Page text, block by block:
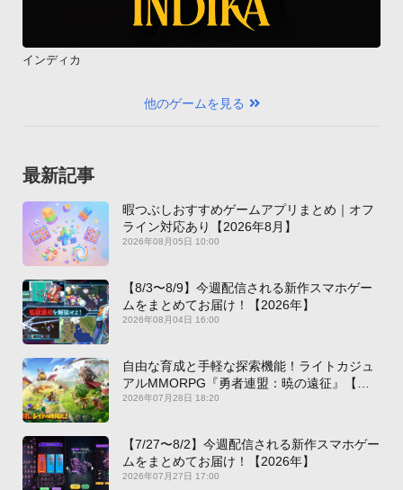
インディカ
他のゲームを見る
最新記事
暇つぶしおすすめゲームアプリまとめ｜オフ
ライン対応あり【2026年8月】
2026年08月05日 10:00
【8/3〜8/9】今週配信される新作スマホゲー
ムをまとめてお届け！【2026年】
2026年08月04日 16:00
自由な育成と手軽な探索機能！ライトカジュ
アルMMORPG『勇者連盟：暁の遠征』【最
新作PICKUP】
2026年07月28日 18:20
【7/27〜8/2】今週配信される新作スマホゲー
ムをまとめてお届け！【2026年】
2026年07月27日 17:00